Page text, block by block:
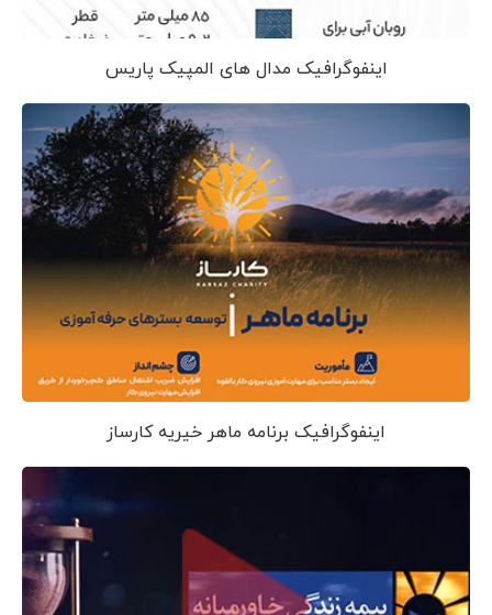
اینفوگرافیک مدال های المپیک پاریس
اینفوگرافیک برنامه ماهر خیریه کارساز